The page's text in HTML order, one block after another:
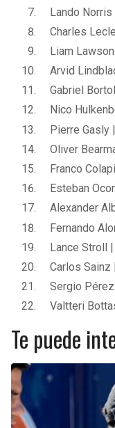
Lando
Charles
Liam
Arvid
Gabriel
Nico
Pierre Gasly
Oliver
Franco
Esteban
Alexander
Fernando
Lance Stroll
Carlos Sainz
Sergio
Valtteri
Te puede